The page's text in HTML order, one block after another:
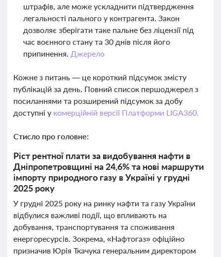
штрафів, але може ускладнити підтвердження
легальності пального у контрагента. Закон
дозволяє зберігати таке пальне без ліцензії під
час воєнного стану та 30 днів після його
припинення. Джерело
Кожне з питань — це короткий підсумок змісту
публікацій за день. Повний список першоджерел з
посиланнями та розширений підсумок за добу
доступні у комерційній версії Платформи LIGA360.
Стисло про головне:
Ріст рентної плати за видобування нафти в
Дніпропетровщині на 24,6% та нові маршрути
імпорту природного газу в Україні у грудні
2025 року
У грудні 2025 року на ринку нафти та газу України
відбулися важливі події, що впливають на
добування, транспортування та споживання
енергоресурсів. Зокрема, «Нафтогаз» офіційно
призначив Юрія Ткачука генеральним директором